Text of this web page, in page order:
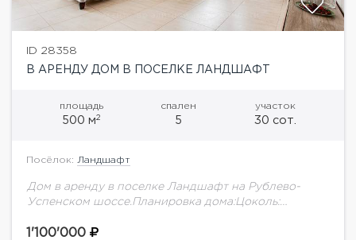
ID 28358
В АРЕНДУ ДОМ В ПОСЕЛКЕ ЛАНДШАФТ
площадь
500 м2
спален
5
участок
30 сот.
Посёлок: Ландшафт
Дом в аренду в поселке Ландшафт на Рублево-
Успенском шоссе.Планировка дома:Цоколь:
у1 этаж: прихожая, гардеробная, холл, с/у, кабинет,
1'100'000